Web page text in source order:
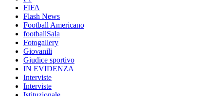
FIFA
Flash News
Football Americano
footballSala
Fotogallery
Giovanili
Giudice sportivo
IN EVIDENZA
Interviste
Interviste